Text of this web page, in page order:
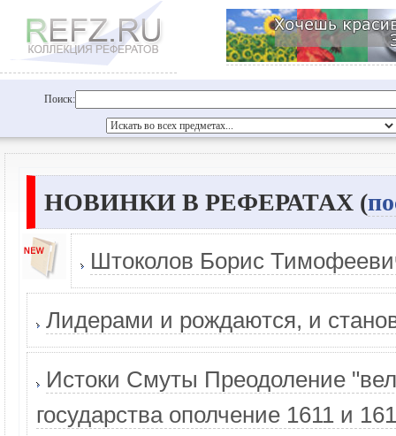
Поиск:
НОВИНКИ В РЕФЕРАТАХ (
Штоколов Борис
Лидерами и рождаются, и
Истоки Смуты Преодоление
государства ополчение 1611 и